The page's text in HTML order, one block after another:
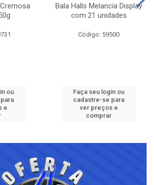
ou
e
Bala Halls Melancia Display
com 21 unidades
Código: 59500
Faça seu login ou
cadastre-se para
ver preços e
comprar